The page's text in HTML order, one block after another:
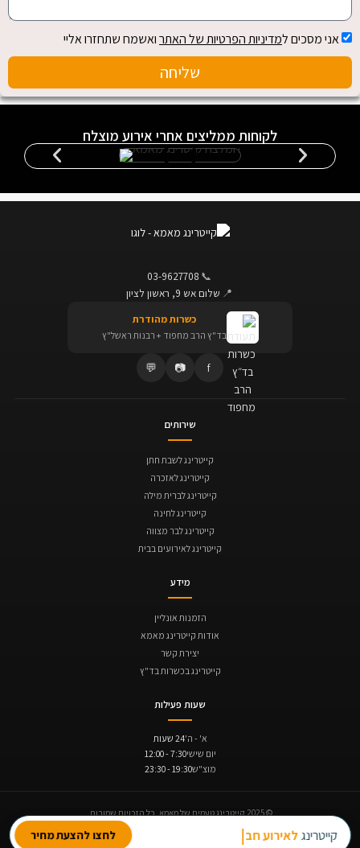
אני מסכים למדיניות הפרטיות של האתרואשמח שתחזרו אליי
שליחה
לקוחות ממליצים אחרי אירוע מוצלח
📞
03-9627708
📍 שלום אש 9, ראשון לציון
כשרות מהודרת
בד"ץ הרב מחפוד + רבנות ראשל"ץ
f
📷
💬
שירותים
קייטרינג לשבת חתן
קייטרינג לאזכרה
קייטרינג לברית מילה
קייטרינג לחינה
קייטרינג לבר מצווה
קייטרינג לאירועים בבית
מידע
הזמנות אונליין
אודות קייטרינג מאמא
יצירת קשר
קייטרינג בכשרות בד"ץ
שעות פעילות
א' - ה'24 שעות
יום שישי7:30 - 12:00
מוצ"ש19:30 - 23:30
© 2025 קייטרינג טעמים של מאמא. כל הזכויות שמורות.
תקנון ביטולים והחזרים
מדיניות פרטיות
קייטרינגלאירוע חברה לחצו להצעת מחיר